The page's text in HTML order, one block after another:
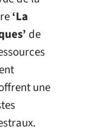
‘La
de
une